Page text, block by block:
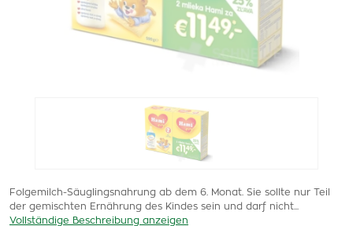
Folgemilch-Säuglingsnahrung ab dem 6. Monat. Sie sollte nur Teil
der gemischten Ernährung des Kindes sein und darf nicht...
Vollständige Beschreibung anzeigen